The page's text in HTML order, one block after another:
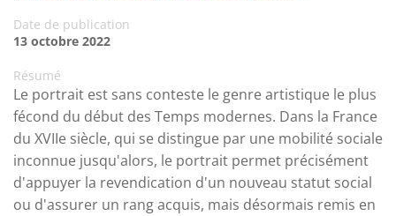
Date de publication
13 octobre 2022
Résumé
Le portrait est sans conteste le genre artistique le plus
fécond du début des Temps modernes. Dans la France
du XVIIe siècle, qui se distingue par une mobilité sociale
inconnue jusqu'alors, le portrait permet précisément
d'appuyer la revendication d'un nouveau statut social
ou d'assurer un rang acquis, mais désormais remis en